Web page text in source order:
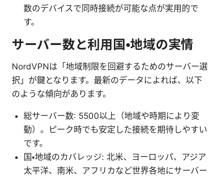
数のデバイスで同時接続が可能な点が実用的で
す。
サーバー数と利用国・地域の実情
NordVPNは「地域制限を回避するためのサーバー選
択」が鍵となります。最新のデータによれば、以下
のような傾向があります。
総サーバー数: 5500以上（地域や時期により変
動）。ピーク時でも安定した接続を期待しやすい
です。
国・地域のカバレッジ: 北米、ヨーロッパ、アジア
太平洋、南米、アフリカなど世界各地にサーバー